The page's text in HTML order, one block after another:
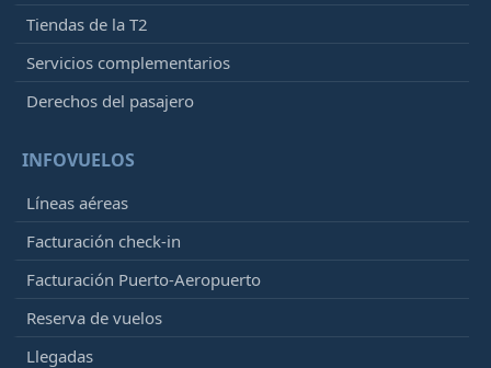
Tiendas de la T2
Servicios complementarios
Derechos del pasajero
INFOVUELOS
Líneas aéreas
Facturación check-in
Facturación Puerto-Aeropuerto
Reserva de vuelos
Llegadas